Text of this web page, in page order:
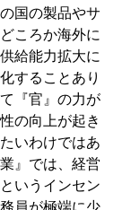
国の製品やサ
ころか海外に
給能力拡大に
することあり
『官』の力が
の向上が起き
いわけではあ
』では、経営
いうインセン
員が極端に少